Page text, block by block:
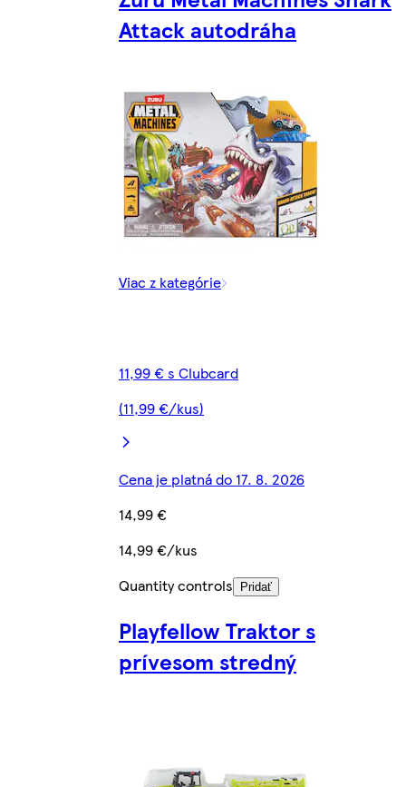
Attack autodráha
Viac z kategórie
11,99 € s Clubcard
(11,99 €/kus)
Cena je platná do 17. 8. 2026
14,99 €
14,99 €/kus
Quantity controls
Pridať
Playfellow Traktor s
prívesom stredný